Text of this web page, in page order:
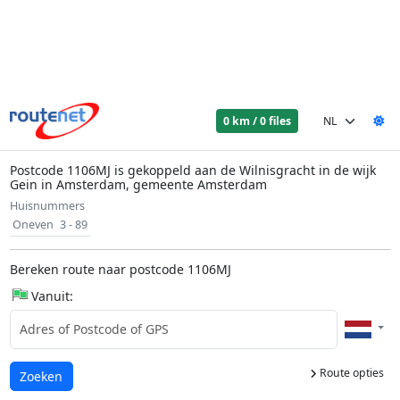
0 km / 0 files
Postcode 1106MJ is gekoppeld aan de Wilnisgracht in de wijk
Gein in Amsterdam, gemeente Amsterdam
Huisnummers
Oneven 3 - 89
Bereken route naar postcode 1106MJ
Vanuit:
Route opties
Laden...
Zoeken